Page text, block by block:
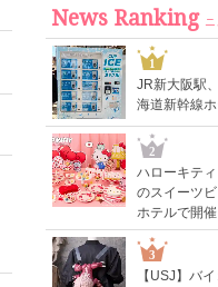
News Ranking
1
JR新大阪駅
海道新幹線
2
ハローキテ
のスイーツ
ホテルで開催
3
【USJ】バ